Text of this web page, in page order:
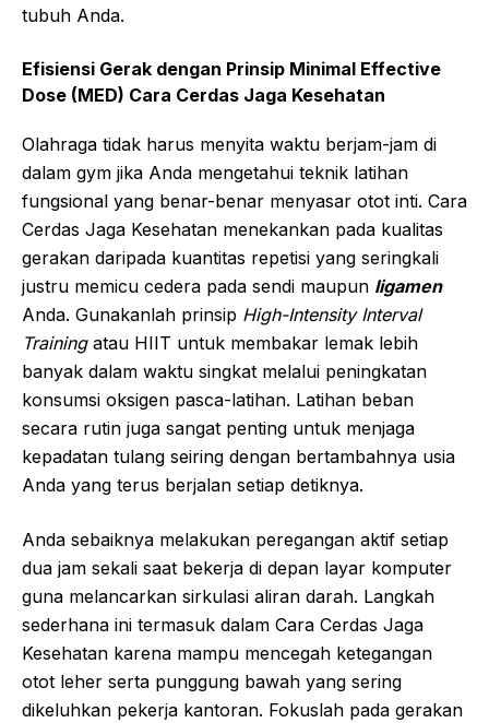
tubuh Anda.
Efisiensi Gerak dengan Prinsip Minimal Effective
Dose (MED) Cara Cerdas Jaga Kesehatan
Olahraga tidak harus menyita waktu berjam-jam di
dalam gym jika Anda mengetahui teknik latihan
fungsional yang benar-benar menyasar otot inti. Cara
Cerdas Jaga Kesehatan menekankan pada kualitas
gerakan daripada kuantitas repetisi yang seringkali
justru memicu cedera pada sendi maupun ligamen
Anda. Gunakanlah prinsip High-Intensity Interval
Trainingatau HIIT untuk membakar lemak lebih
banyak dalam waktu singkat melalui peningkatan
konsumsi oksigen pasca-latihan. Latihan beban
secara rutin juga sangat penting untuk menjaga
kepadatan tulang seiring dengan bertambahnya usia
Anda yang terus berjalan setiap detiknya.
Anda sebaiknya melakukan peregangan aktif setiap
dua jam sekali saat bekerja di depan layar komputer
guna melancarkan sirkulasi aliran darah. Langkah
sederhana ini termasuk dalam Cara Cerdas Jaga
Kesehatan karena mampu mencegah ketegangan
otot leher serta punggung bawah yang sering
dikeluhkan pekerja kantoran. Fokuslah pada gerakan